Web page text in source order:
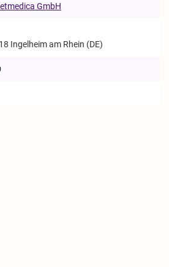
GmbH
Ingelheim am Rhein (DE)